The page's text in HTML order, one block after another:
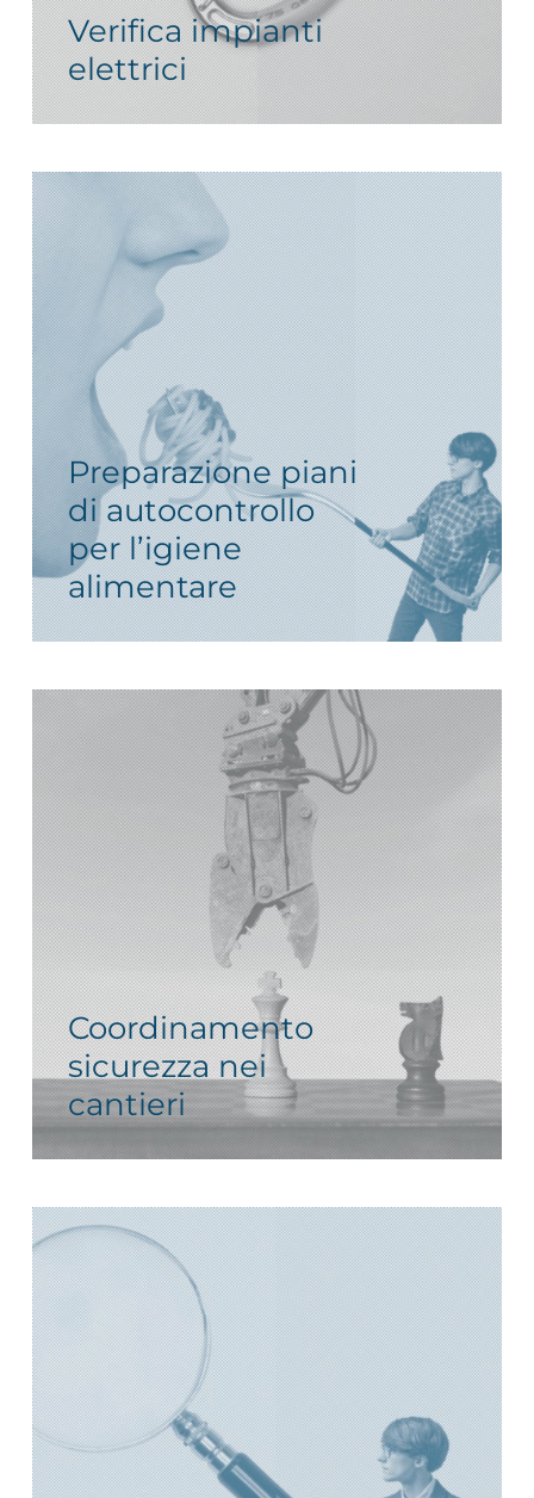
Verifica impianti
elettrici
Preparazione piani
di autocontrollo
per l’igiene
alimentare
Coordinamento
sicurezza nei
cantieri